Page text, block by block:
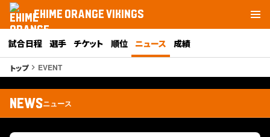
EHIME ORANGE VIKINGS
試合日程 選手 チケット 順位 ニュース 成績
トップkeyboard_arrow_right EVENT
NEWSニュース